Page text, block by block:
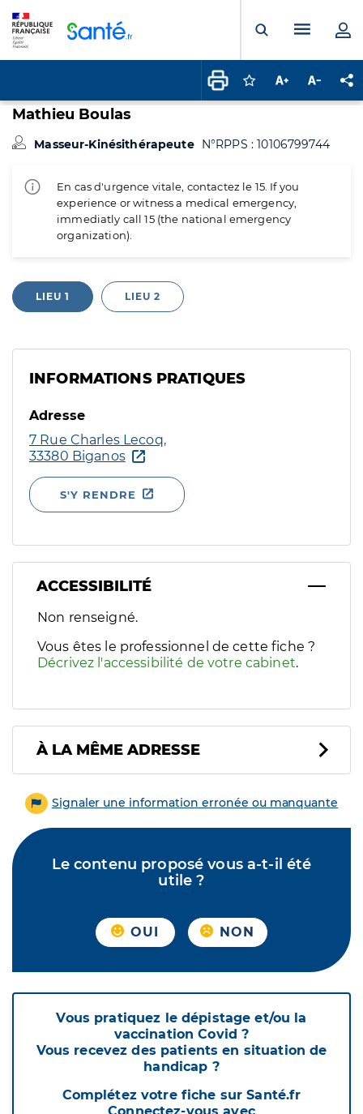
Ouvrir laMenu
Connectez-vous
Augmenter la
Mathieu Boulas
Masseur-Kinésithérapeute N°RPPS : 10106799744
En cas d'urgence vitale, contactez le 15. If you
experience or witness a medical emergency,
immediatly call 15 (the national emergency
organization).
LIEU 1 LIEU 2
INFORMATIONS PRATIQUES
Adresse
7 Rue Charles Lecoq,
33380 Biganos
S'Y RENDRE
ACCESSIBILITÉ
Filtres
Sélectionnez un ou plusieurs handicaps/besoins
Non renseigné.
Vous êtes le professionnel de cette fiche ?
Décrivez l'accessibilité de votre cabinet.
À LA MÊME ADRESSE
Signaler une information erronée ou manquante
Le contenu proposé vous a-t-il été
utile ?
OUI NON
Vous pratiquez le dépistage et/ou la
vaccination Covid ?
Vous recevez des patients en situation de
handicap ?
Complétez votre fiche sur Santé.fr